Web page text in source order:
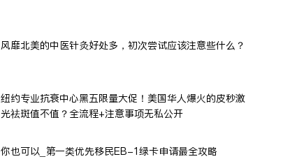
风靡北美的中医针灸好处多，初次尝试应该注意些什么？
纽约专业抗衰中心黑五限量大促！美国华人爆火的皮秒激
光祛斑值不值？全流程+注意事项无私公开
你也可以_第一类优先移民EB-1绿卡申请最全攻略